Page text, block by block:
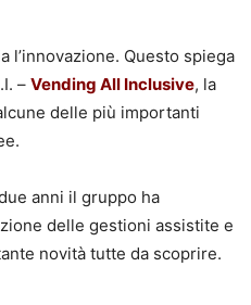
l’innovazione. Questo spiega
– Vending All Inclusive, la
delle più importanti
anni il gruppo ha
delle gestioni assistite e
novità tutte da scoprire.